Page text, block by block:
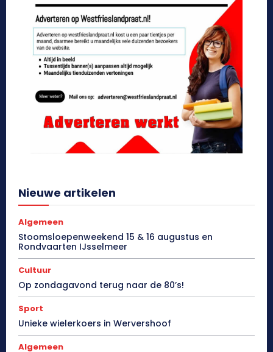
Nieuwe artikelen
Algemeen
Stoomsloepenweekend 15 & 16 augustus en
Rondvaarten IJsselmeer
Cultuur
Op zondagavond terug naar de 80’s!
Sport
Unieke wielerkoers in Wervershoof
Algemeen